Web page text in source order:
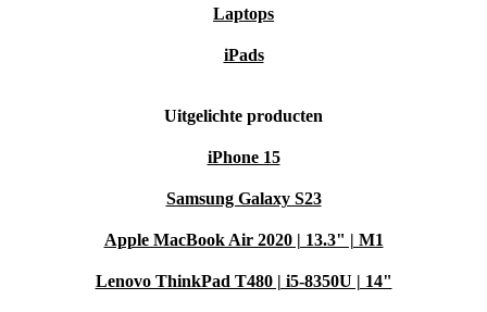
Laptops
iPads
Uitgelichte producten
iPhone 15
Samsung Galaxy S23
Apple MacBook Air 2020 | 13.3" | M1
Lenovo ThinkPad T480 | i5-8350U | 14"